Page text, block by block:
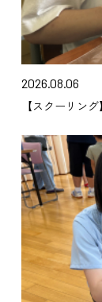
2026.08.06
【スクーリン